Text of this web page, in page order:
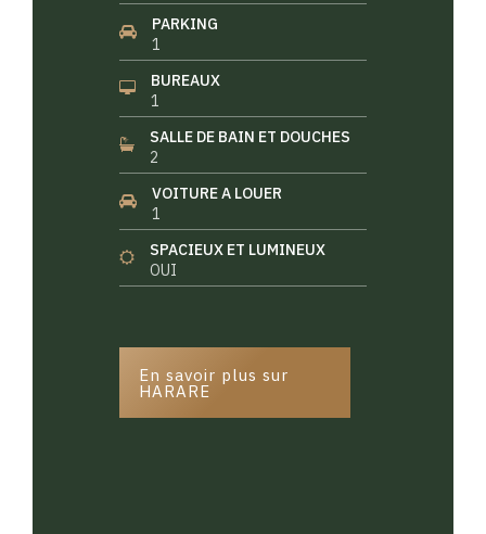
PARKING
1
BUREAUX
1
SALLE DE BAIN ET DOUCHES
2
VOITURE A LOUER
1
SPACIEUX ET LUMINEUX
OUI
En savoir plus sur
HARARE